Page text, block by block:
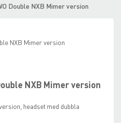
Double NXB Mimer version
NXB Mimer version
headset med dubbla